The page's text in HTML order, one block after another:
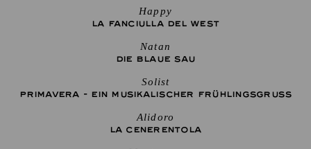
Happy
LA FANCIULLA DEL WEST
Natan
DIE BLAUE SAU
Solist
PRIMAVERA - EIN MUSIKALISCHER FRÜHLINGSGRUSS
Alidoro
LA CENE­RENTOLA